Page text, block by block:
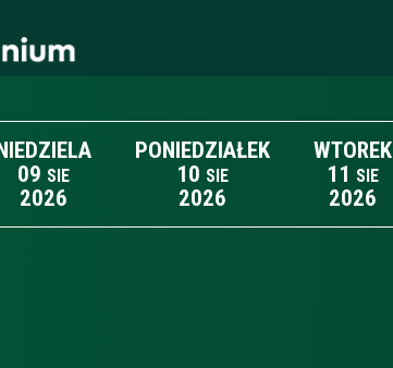
09 SIE
2026
PONIEDZIAŁEK
10 SIE
2026
WTOREK
11 SIE
2026